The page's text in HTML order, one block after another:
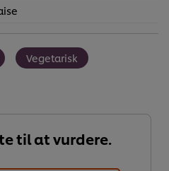
Vegetarisk
til at vurdere.